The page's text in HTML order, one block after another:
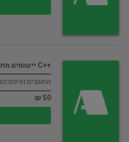
++C יישומים מתקדמים
מחשבים ואינטרנט
50 ₪